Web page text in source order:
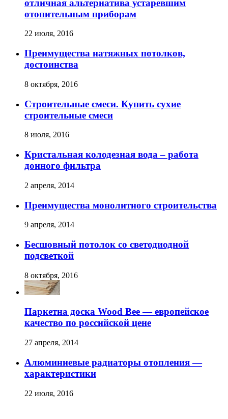
отличная альтернатива устаревшим
отопительным приборам
22 июля, 2016
Преимущества натяжных потолков,
достоинства
8 октября, 2016
Строительные смеси. Купить сухие
строительные смеси
8 июля, 2016
Кристальная колодезная вода – работа
донного фильтра
2 апреля, 2014
Преимущества монолитного строительства
9 апреля, 2014
Бесшовный потолок со светодиодной
подсветкой
8 октября, 2016
Паркетна доска Wood Bee — европейское
качество по российской цене
27 апреля, 2014
Алюминиевые радиаторы отопления —
характеристики
22 июля, 2016